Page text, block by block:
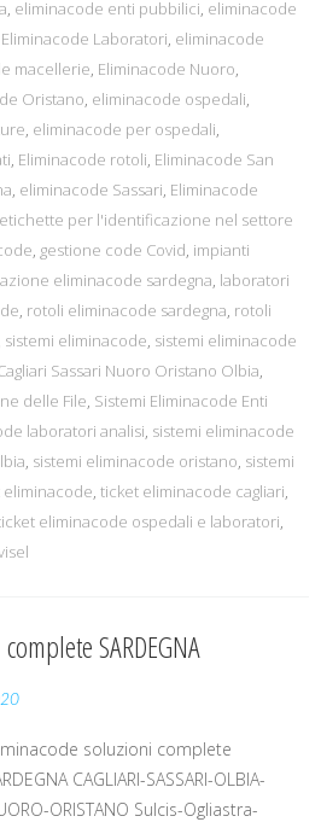
, eliminacode enti pubbilici, eliminacode
Eliminacode Laboratori, eliminacode
macellerie, Eliminacode Nuoro,
Oristano, eliminacode ospedali,
, eliminacode per ospedali,
, Eliminacode rotoli, Eliminacode San
, eliminacode Sassari, Eliminacode
etichette per l'identificazione nel settore
, gestione code Covid, impianti
eliminacode sardegna, laboratori
, rotoli eliminacode sardegna, rotoli
sistemi eliminacode, sistemi eliminacode
Sassari Nuoro Oristano Olbia,
delle File, Sistemi Eliminacode Enti
laboratori analisi, sistemi eliminacode
, sistemi eliminacode oristano, sistemi
eliminacode, ticket eliminacode cagliari,
eliminacode ospedali e laboratori,
SARDEGNA
soluzioni complete
CAGLIARI-SASSARI-OLBIA-
ORISTANO Sulcis-Ogliastra-